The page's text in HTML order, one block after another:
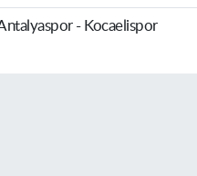
- Kocaelispor